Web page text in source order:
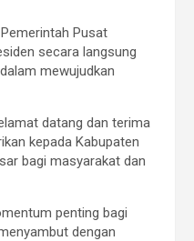
Pusat
secara langsung
mewujudkan
datang dan terima
kepada Kabupaten
bagi masyarakat dan
penting bagi
dengan